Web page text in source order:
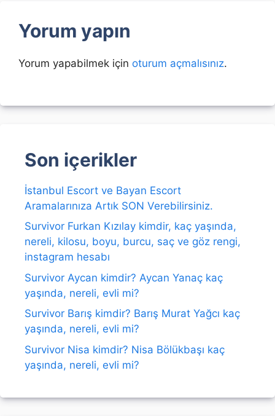
Yorum yapın
Yorum yapabilmek için oturum açmalısınız.
Son içerikler
İstanbul Escort ve Bayan Escort
Aramalarınıza Artık SON Verebilirsiniz.
Survivor Furkan Kızılay kimdir, kaç yaşında,
nereli, kilosu, boyu, burcu, saç ve göz rengi,
instagram hesabı
Survivor Aycan kimdir? Aycan Yanaç kaç
yaşında, nereli, evli mi?
Survivor Barış kimdir? Barış Murat Yağcı kaç
yaşında, nereli, evli mi?
Survivor Nisa kimdir? Nisa Bölükbaşı kaç
yaşında, nereli, evli mi?